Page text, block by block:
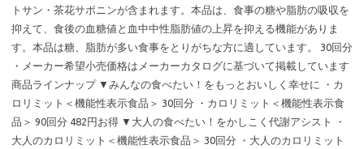
トサン・茶花サポニンが含まれます。本品は、食事の糖や脂肪の吸収を
抑えて、食後の血糖値と血中中性脂肪値の上昇を抑える機能がありま
す。本品は糖、脂肪が多い食事をとりがちな方に適しています。 30回分
・メーカー希望小売価格はメーカーカタログに基づいて掲載しています
商品ラインナップ ▼みんなの食べたい！をもっとおいしく幸せに ・カ
ロリミット＜機能性表示食品＞ 30回分 ・カロリミット＜機能性表示食
品＞ 90回分 482円お得 ▼大人の食べたい！をかしこく代謝アシスト ・
大人のカロリミット＜機能性表示食品＞ 30回分 ・大人のカロリミット